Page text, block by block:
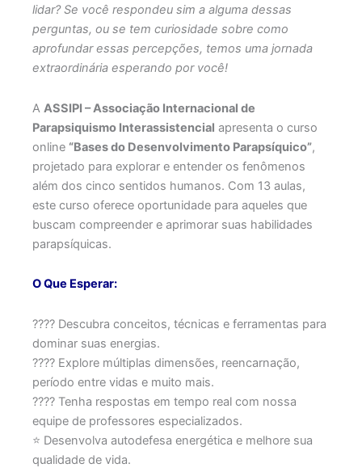
lidar? Se você respondeu sim a alguma dessas
perguntas, ou se tem curiosidade sobre como
aprofundar essas percepções, temos uma jornada
extraordinária esperando por você!
A ASSIPI – Associação Internacional de
Parapsiquismo Interassistencial apresenta o curso
online “Bases do Desenvolvimento Parapsíquico”,
projetado para explorar e entender os fenômenos
além dos cinco sentidos humanos. Com 13 aulas,
este curso oferece oportunidade para aqueles que
buscam compreender e aprimorar suas habilidades
parapsíquicas.
O Que Esperar:
???? Descubra conceitos, técnicas e ferramentas para
dominar suas energias.
???? Explore múltiplas dimensões, reencarnação,
período entre vidas e muito mais.
???? Tenha respostas em tempo real com nossa
equipe de professores especializados.
⭐ Desenvolva autodefesa energética e melhore sua
qualidade de vida.